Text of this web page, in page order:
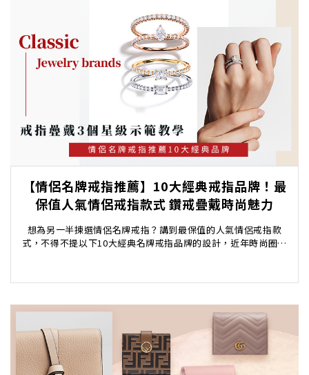
【情侶名牌戒指推薦】10大經典戒指品牌！最
保值人氣情侶戒指款式 鑽戒疊戴時尚魅力
想為另一半揀選情侶名牌戒指？講到最保值的人氣情侶戒指款
式，不得不提以下10大經典名牌戒指品牌的設計，近年時尚圈更